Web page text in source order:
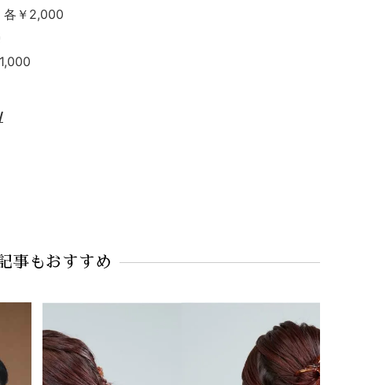
￥2,000
事もおすすめ